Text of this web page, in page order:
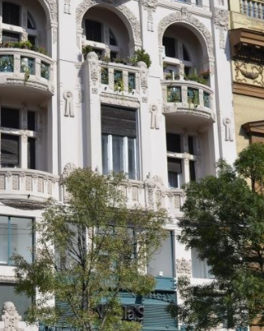
glumica.